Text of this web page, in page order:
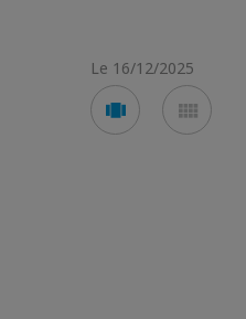
Le 16/12/2025
Voir
en
en